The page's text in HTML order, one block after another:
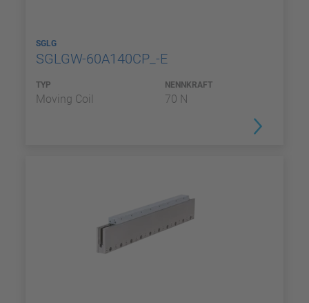
SGLG
SGLGW-60A140CP_-E
TYP
Moving Coil
NENNKRAFT
70 N